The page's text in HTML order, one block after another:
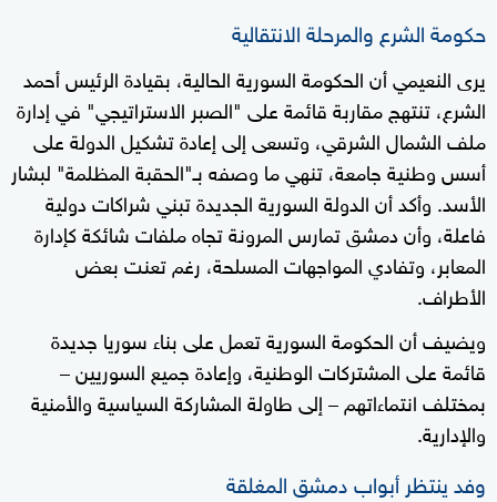
حكومة الشرع والمرحلة الانتقالية
يرى النعيمي أن الحكومة السورية الحالية، بقيادة الرئيس أحمد
الشرع، تنتهج مقاربة قائمة على "الصبر الاستراتيجي" في إدارة
ملف الشمال الشرقي، وتسعى إلى إعادة تشكيل الدولة على
أسس وطنية جامعة، تنهي ما وصفه بـ"الحقبة المظلمة" لبشار
الأسد. وأكد أن الدولة السورية الجديدة تبني شراكات دولية
فاعلة، وأن دمشق تمارس المرونة تجاه ملفات شائكة كإدارة
المعابر، وتفادي المواجهات المسلحة، رغم تعنت بعض
الأطراف.
ويضيف أن الحكومة السورية تعمل على بناء سوريا جديدة
قائمة على المشتركات الوطنية، وإعادة جميع السوريين –
بمختلف انتماءاتهم – إلى طاولة المشاركة السياسية والأمنية
والإدارية.
وفد ينتظر أبواب دمشق المغلقة